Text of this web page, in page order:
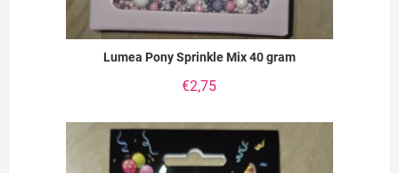
Lumea Pony Sprinkle Mix 40 gram
€2,75